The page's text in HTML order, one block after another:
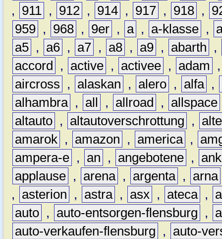
,
911 , 912 , 914 , 917 , 918 ,
959 , 968 , 9er , a , a-klasse ,
a5 , a6 , a7 , a8 , a9 , abarth
,
accord
, active , activee , adam
aircross
, alaskan , alero , alfa ,
alhambra , all , allroad , allspace
altauto , altautoverschrottung ,
amarok , amazon , america ,
ampera-e , an , angebotene ,
applause , arena , argenta , arna
,
asterion , astra , asx , ateca ,
auto , auto-entsorgen-flensburg ,
auto-verkaufen-flensburg
,
auto-